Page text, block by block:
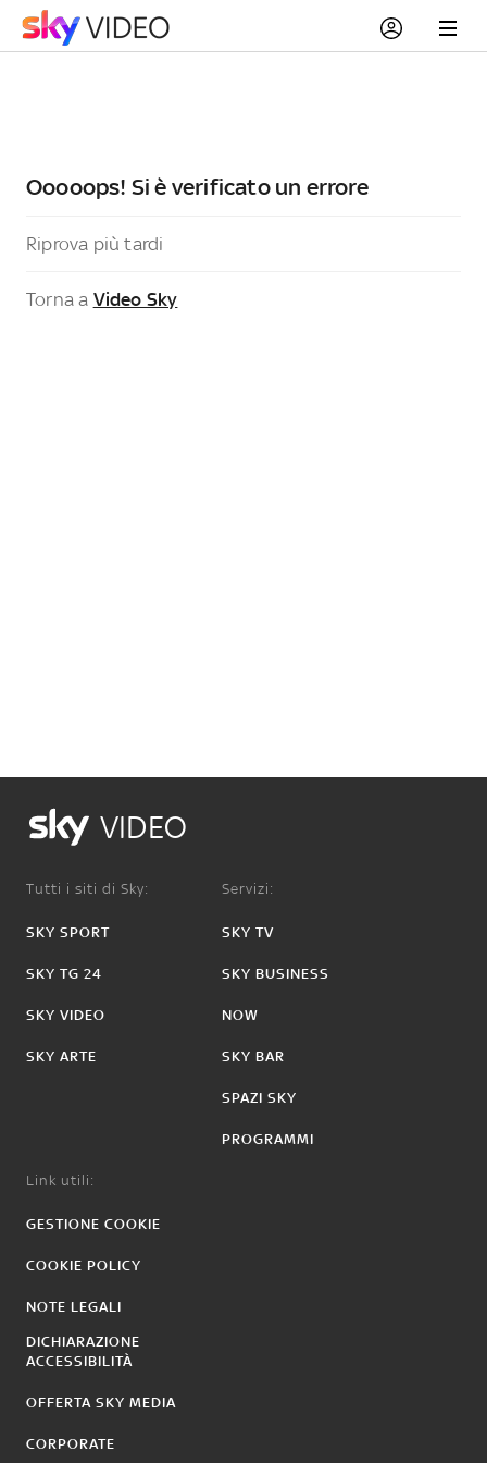
Ooooops! Si è verificato un errore
Riprova più tardi
Torna a Video Sky
VIDEO
Tutti i siti di Sky:
SKY SPORT
SKY TG 24
SKY VIDEO
SKY ARTE
Servizi:
SKY TV
SKY BUSINESS
NOW
SKY BAR
SPAZI SKY
PROGRAMMI
Link utili:
GESTIONE COOKIE
COOKIE POLICY
NOTE LEGALI
DICHIARAZIONE
ACCESSIBILITÀ
OFFERTA SKY MEDIA
CORPORATE